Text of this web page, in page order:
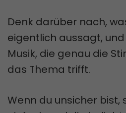
Denk darüber nach,
eigentlich aussagt,
Musik, die genau die
das Thema trifft.
Wenn du unsicher bist,